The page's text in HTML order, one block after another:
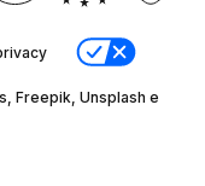
Freepik, Unsplash e